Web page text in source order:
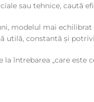
sau tehnice, caută
modelul mai
utilă, constantă și
întrebarea „care este